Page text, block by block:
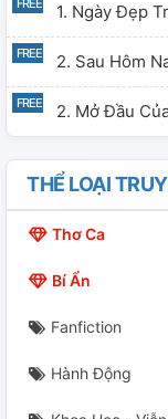
1. Ngày Đẹp
2. Sau Hôm
2. Mở Đầu
THỂ LOẠI
Thơ Ca
Bí Ẩn
Fanfiction
Hành Động